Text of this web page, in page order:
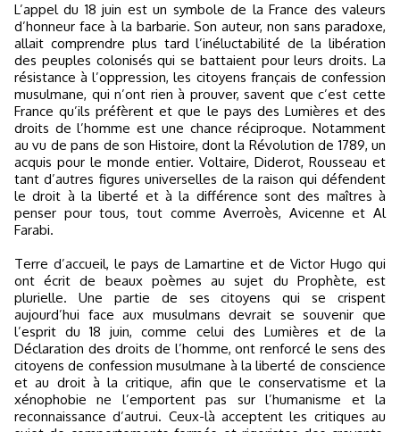
L’appel du 18 juin est un symbole de la France des valeurs
d’honneur face à la barbarie. Son auteur, non sans paradoxe,
allait comprendre plus tard l’inéluctabilité de la libération
des peuples colonisés qui se battaient pour leurs droits. La
résistance à l’oppression, les citoyens français de confession
musulmane, qui n’ont rien à prouver, savent que c’est cette
France qu’ils préfèrent et que le pays des Lumières et des
droits de l’homme est une chance réciproque. Notamment
au vu de pans de son Histoire, dont la Révolution de 1789, un
acquis pour le monde entier. Voltaire, Diderot, Rousseau et
tant d’autres figures universelles de la raison qui défendent
le droit à la liberté et à la différence sont des maîtres à
penser pour tous, tout comme Averroès, Avicenne et Al
Farabi.
Terre d’accueil, le pays de Lamartine et de Victor Hugo qui
ont écrit de beaux poèmes au sujet du Prophète, est
plurielle. Une partie de ses citoyens qui se crispent
aujourd’hui face aux musulmans devrait se souvenir que
l’esprit du 18 juin, comme celui des Lumières et de la
Déclaration des droits de l’homme, ont renforcé le sens des
citoyens de confession musulmane à la liberté de conscience
et au droit à la critique, afin que le conservatisme et la
xénophobie ne l’emportent pas sur l’humanisme et la
reconnaissance d’autrui. Ceux-là acceptent les critiques au